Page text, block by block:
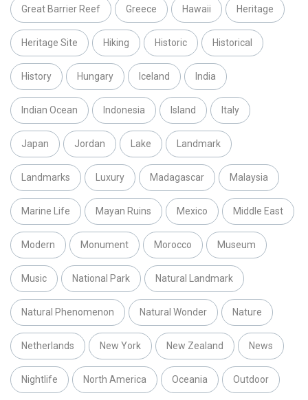
Great Barrier Reef Greece Hawaii Heritage
Heritage Site Hiking Historic Historical
History Hungary Iceland India
Indian Ocean Indonesia Island Italy
Japan Jordan Lake Landmark
Landmarks Luxury Madagascar Malaysia
Marine Life Mayan Ruins Mexico Middle East
Modern Monument Morocco Museum
Music National Park Natural Landmark
Natural Phenomenon Natural Wonder Nature
Netherlands New York New Zealand News
Nightlife North America Oceania Outdoor